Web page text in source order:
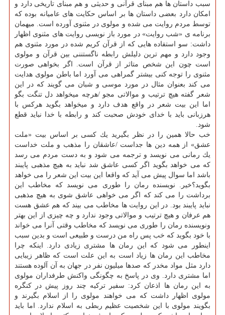
سبب داستان ها هم مبنای قرآنی و حدیثی و هم مبنای تاریخی دارد و
امكان دارد بعضی داستان ها بر اساس حكایت های عامیانه بوده كه
توسط مردم روایت می شده و مولوی در مثنوی آورده است. میهمان
برنامه ی «شب روایت» در مورد باز نویسی روایت های مثنوی اظهار
داشت: سو استفاده هایی كه از قرآن كریم شده در مورد مثنوی هم
وجود دارد و مهم ترین دلیلش رابطه ناگستننی بین قرآن و مولوی
است چون این شخص متاثر از قرآن است. اگر بخواهی صورت
مثنوی را توجه كنی بیشتر گمراهی می آورد اما باطن مولوی هدایت
می كند بعنوان مثال در مورد موسی و شبان می گویند كه در این
شعر گفته هیچ ترتیب و موالاتی مجو /هرچه میخواهد دل تنگت بگو
اما این بیت شعر در واقع هدف دارد و میخواهد بگوید هركس با
هرزبانی باید با خدای خودش صحبت كند و رابطه با خدا نباید قطع
شود.
خب حالا همین را در نظر بگیرید یك كسی بر اساس بیت «ملت
عشق» از همه دین ها جداست /عاشقان را مذهب و ملت خداست
یك رمانی می نویسد و ترجمه می شود و به دست مردم می رسد
كه می خواهد بگوید اگر كسی عاشق شد نباید به هیچ مذهبی پایبند
باشد اما سوال پیش می آید كه واقعا این بیت این شعر را می خواهد
بگوید؟خیر. نویسنده رمان را طوری می نویسد كه مخاطب این
برداشت را می كند كه اگر می خواهی عاشق شوی به هیچ مذهبی
نباید پایبند بود. در این روایت ها مخاطب می بیند كه هم عشق هست
هم عرفان و هیچ ترتیب و موالاتی وجود ندارد و چه چیزی از این بهتر
ونویسنده رمان را طوری می نویسد كه مخاطب وقتی آنرا می خواند
با خود بگوید كه خب پس راه من درست و طبیعی است و بدین سبب
اینطور می شود كه این رمان ها مشتری زیادی دارد. اینكه چرا
مخاطب این رمان ها زیاد است به این علت است كه ظاهر زیبایی
دارد مثل مواد مخدر كه صدها میلیون نفر در جهان به آن آلوده هستند
اما مشتری دارد. وی در پاسخ به چگونگی واكنش طرفداران مولوی
به این رمان ها اذعان كرد: سفیر تركیه چند روز پیش در كنگره
مولوی اظهار داشت كه می خواهند مولوی را از اسلام بگیرند و
بگویند مولوی با این شخصیت عظیم ربطی به اسلام ندارد. اما باید